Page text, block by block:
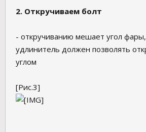
2. Откручиваем болт
- откручиванию мешает угол
удлинитель должен позволять
углом
[Рис.3]